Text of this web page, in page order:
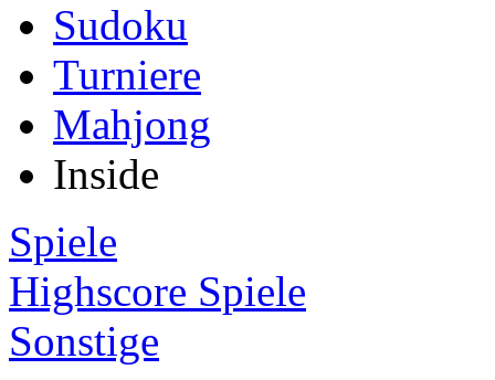
Sudoku
Turniere
Mahjong
Inside
Spiele
Highscore Spiele
Sonstige